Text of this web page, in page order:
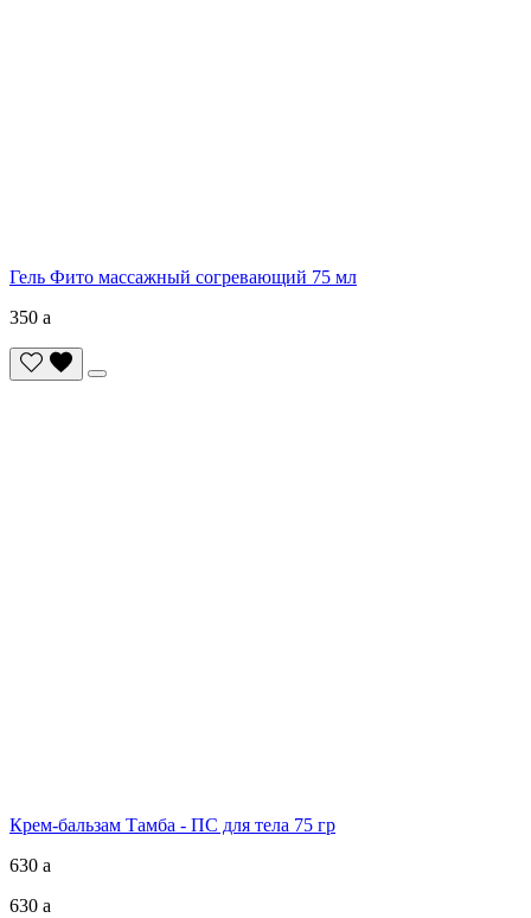
Гель Фито массажный согревающий 75 мл
350 a
Крем-бальзам Тамба - ПС для тела 75 гр
630 a
630 a